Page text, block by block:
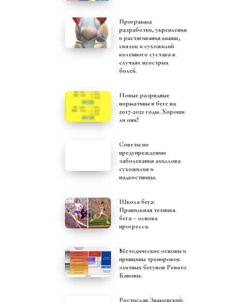
Программа
разработки, укрепления
и растягивания мышц,
связок и сухожилий
коленного сустава в
случаях неострых
болей.
Новые разрядные
нормативы в беге на
2017-2021 годы. Хороши
ли они?
Советы по
предупреждению
заболевания ахиллова
сухожилия и
надкостницы.
Школа бега:
Правильная техника
бега – основа
прогресса.
Методические основы и
принципы тренировок
элитных бегунов Ренато
Кановы.
Ростислав Знаменский: